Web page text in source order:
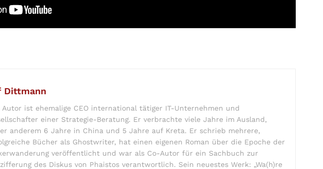
Dittmann
Autor ist ehemalige CEO international tätiger IT-Unternehmen und
einer Strategie-Beratung. Er verbrachte viele Jahre im Ausland,
anderem 6 Jahre in China und 5 Jahre auf Kreta. Er schrieb mehrere,
Bücher als Ghostwriter, hat einen eigenen Roman über die Epoche der
veröffentlicht und war als Co-Autor für ein Sachbuch zur
des Diskus von Phaistos verantwortlich. Sein neuestes Werk: „Wa(h)re